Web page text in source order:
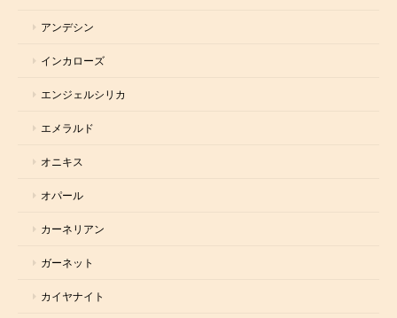
アンデシン
インカローズ
エンジェルシリカ
エメラルド
オニキス
オパール
カーネリアン
ガーネット
カイヤナイト